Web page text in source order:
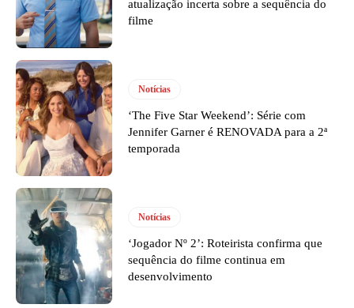
atualização incerta sobre a sequência do
filme
Notícias
‘The Five Star Weekend’: Série com
Jennifer Garner é RENOVADA para a 2ª
temporada
Notícias
‘Jogador Nº 2’: Roteirista confirma que
sequência do filme continua em
desenvolvimento